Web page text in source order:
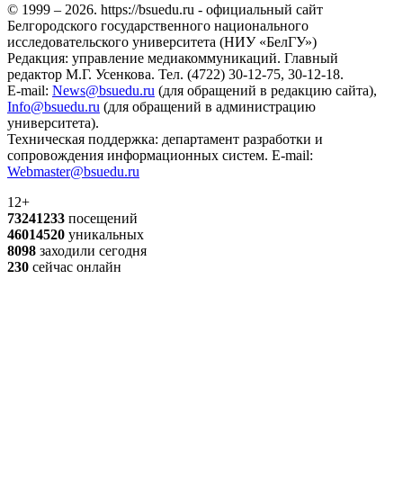
© 1999 – 2026. https://bsuedu.ru - официальный сайт
Белгородского государственного национального
исследовательского университета (НИУ «БелГУ»)
Редакция: управление медиакоммуникаций. Главный
редактор М.Г. Усенкова. Тел. (4722) 30-12-75, 30-12-18.
E-mail: News@bsuedu.ru (для обращений в редакцию сайта),
Info@bsuedu.ru (для обращений в администрацию
университета).
Техническая поддержка: департамент разработки и
сопровождения информационных систем. E-mail:
Webmaster@bsuedu.ru
12+
73241233 посещений
46014520 уникальных
8098 заходили сегодня
230 сейчас онлайн